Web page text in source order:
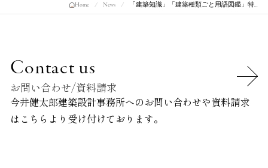
Home News 「建築知識」「建築種類ごと用語図鑑」特…
Contact us
お問い合わせ/資料請求
今井健太郎建築設計事務所へのお問い合わせや資料請求
は こちらより受け付けております。